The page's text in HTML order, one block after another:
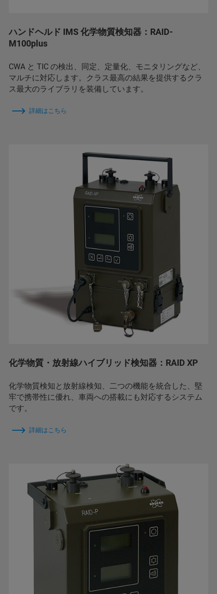
ハンドヘルド IMS 化学物質検知器：RAID-
M100plus
CWA と TIC の検出、同定、定量化、モニタリングなど、
マルチに対応します。クラス最高の結果を提供するクラ
ス最大のライブラリを装備しています。
詳細はこちら
化学物質・放射線ハイブリッド検知器：RAID XP
化学物質検知と放射線検知、二つの機能を統合した、堅
牢で携帯性に優れ、車両への搭載にも対応するシステム
です。
詳細はこちら